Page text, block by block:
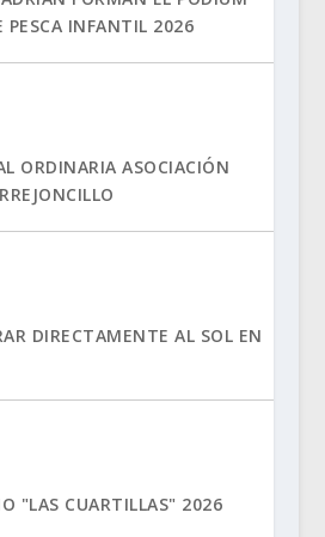
PESCA INFANTIL 2026
ORDINARIA ASOCIACIÓN
DIRECTAMENTE AL SOL EN
"LAS CUARTILLAS" 2026